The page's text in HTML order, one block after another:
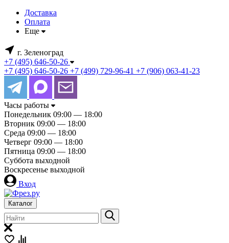
Доставка
Оплата
Еще
г. Зеленоград
+7 (495) 646-50-26
+7 (495) 646-50-26 +7 (499) 729-96-41 +7 (906) 063-41-23
Часы работы
Понедельник 09:00 — 18:00
Вторник 09:00 — 18:00
Среда 09:00 — 18:00
Четверг 09:00 — 18:00
Пятница 09:00 — 18:00
Суббота выходной
Воскресенье выходной
Вход
Каталог